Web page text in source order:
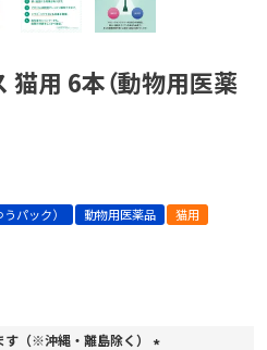
猫用 6本（動物用医薬
パック） 動物用医薬品 猫用
（※沖縄・離島除く）